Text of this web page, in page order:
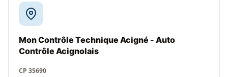
Mon Contrôle Technique Acigné - Auto
Contrôle Acignolais
CP 35690